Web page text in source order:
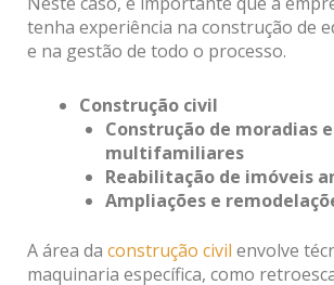
tenha experiência na construção de
e na gestão de todo o processo.
Construção civil
Construção de moradias
multifamiliares
Reabilitação de imóveis
Ampliações e
A área da construção civil envolve
maquinaria específica, como